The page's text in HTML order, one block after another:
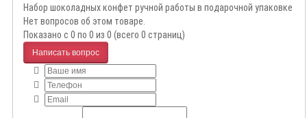
Набор шоколадных конфет ручной работы в подарочной упаковке
Нет вопросов об этом товаре.
Показано с 0 по 0 из 0 (всего 0 страниц)
Написать вопрос